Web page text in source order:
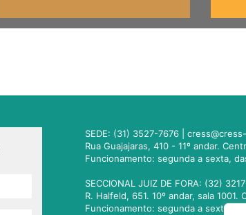
SEDE: (31) 3527-7676 |
Rua Guajajaras, 410 - 11º andar.
Funcionamento: segunda a sexta,
SECCIONAL JUIZ DE FORA: (32)
R. Halfeld, 651. 10º andar, sala
Funcionamento: segunda a sexta,